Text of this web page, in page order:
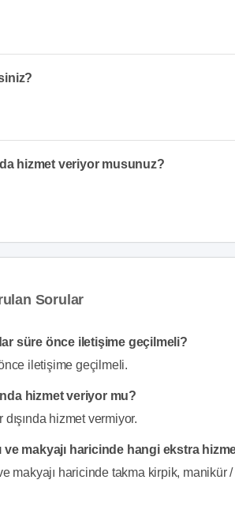
hizmet veriyor musunuz?
Sorular
süre önce iletişime geçilmeli?
iletişime geçilmeli.
hizmet veriyor mu?
hizmet vermiyor.
ve makyajı haricinde hangi ekstra
makyajı haricinde takma kirpik, manikür